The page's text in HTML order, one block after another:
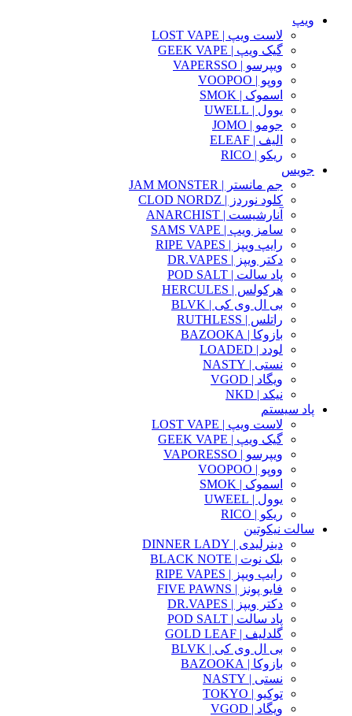
ویپ
لاست ویپ | LOST VAPE
گیک ویپ | GEEK VAPE
ویپرسو | VAPERSSO
ووپو | VOOPOO
اسموک | SMOK
یوول | UWELL
جومو | JOMO
الیف | ELEAF
ریکو | RICO
جویس
جم مانستر | JAM MONSTER
کلود نوردز | CLOD NORDZ
آنارشیست | ANARCHIST
سامز ویپ | SAMS VAPE
رایپ ویپز | RIPE VAPES
دکتر ویپز | DR.VAPES
پاد سالت | POD SALT
هرکولس | HERCULES
بی ال وی کی | BLVK
راتلس | RUTHLESS
بازوکا | BAZOOKA
لودد | LOADED
نستی | NASTY
ویگاد | VGOD
نیکد | NKD
پاد سیستم
لاست ویپ | LOST VAPE
گیک ویپ | GEEK VAPE
ویپرسو | VAPORESSO
ووپو | VOOPOO
اسموک | SMOK
یوول | UWEEL
ریکو | RICO
سالت نیکوتین
دینرلیدی | DINNER LADY
بلک نوت | BLACK NOTE
رایپ ویپز | RIPE VAPES
فایو پونز | FIVE PAWNS
دکتر ویپز | DR.VAPES
پاد سالت | POD SALT
گلدلیف | GOLD LEAF
بی ال وی کی | BLVK
بازوکا | BAZOOKA
نستی | NASTY
توکیو | TOKYO
ویگاد | VGOD